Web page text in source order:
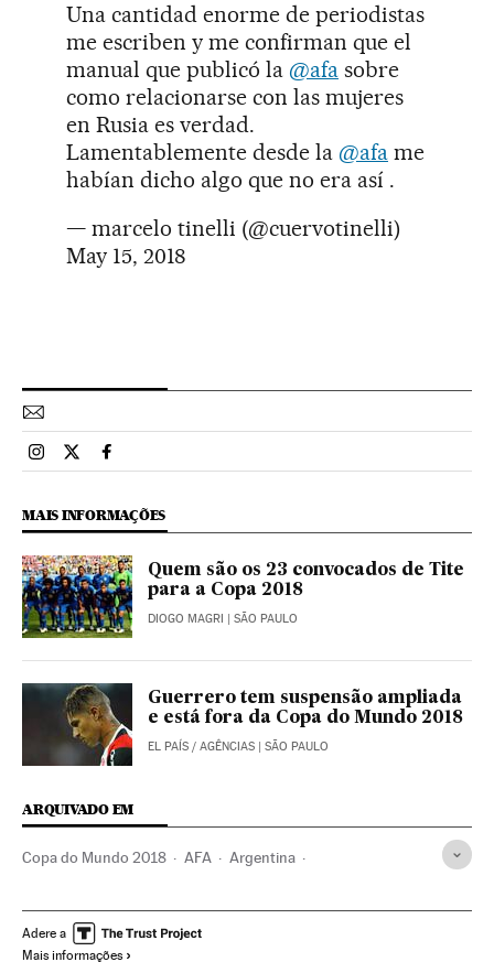
Una cantidad enorme de periodistas
me escriben y me confirman que el
manual que publicó la @afa sobre
como relacionarse con las mujeres
en Rusia es verdad.
Lamentablemente desde la @afa me
habían dicho algo que no era así .
— marcelo tinelli (@cuervotinelli)
May 15, 2018
Esportes El País Brasil en Instagram
Esportes El País Brasil en Twitter
Esportes El País Brasil en Facebook
MAIS INFORMAÇÕES
Quem são os 23 convocados de Tite
para a Copa 2018
DIOGO MAGRI | SÃO PAULO
Guerrero tem suspensão ampliada
e está fora da Copa do Mundo 2018
EL PAÍS / AGÊNCIAS | SÃO PAULO
ARQUIVADO EM
Copa do Mundo 2018 AFA Argentina
Sexismo Direitos mulher
Adere a
Mais informações